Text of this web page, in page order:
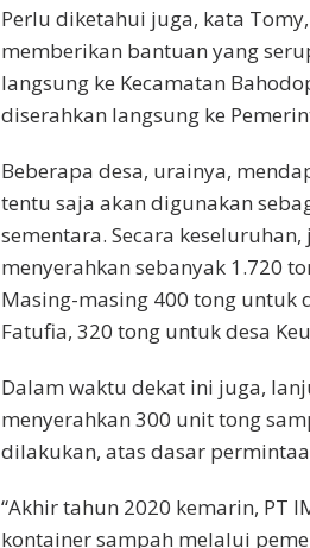
Perlu diketahui juga, kata
memberikan bantuan yang
langsung ke Kecamatan
diserahkan langsung ke
Beberapa desa, urainya,
tentu saja akan digunakan
sementara. Secara
menyerahkan sebanyak 1.720
Masing-masing 400 tong untuk
Fatufia, 320 tong untuk desa
Dalam waktu dekat ini juga,
menyerahkan 300 unit tong
dilakukan, atas dasar
“Akhir tahun 2020 kemarin, PT
kontainer sampah melalui